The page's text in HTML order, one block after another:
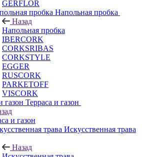
GERFLOR
Напольная пробка
Назад
Напольная пробка
IBERCORK
CORKSRIBAS
CORKSTYLE
EGGER
RUSCORK
PARKETOFF
VISCORK
Терраса и газон
и газон
Искусственная трава
Назад